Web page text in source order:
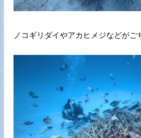
ノコギリダイやアカヒメジなどがご